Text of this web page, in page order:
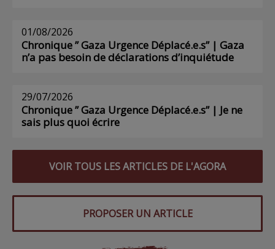
01/08/2026
Chronique ” Gaza Urgence Déplacé.e.s” | Gaza
n’a pas besoin de déclarations d’inquiétude
29/07/2026
Chronique ” Gaza Urgence Déplacé.e.s” | Je ne
sais plus quoi écrire
VOIR TOUS LES ARTICLES DE L'AGORA
PROPOSER UN ARTICLE